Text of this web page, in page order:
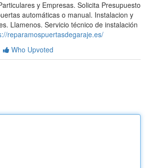
y Empresas. Solicita Presupuesto
automáticas o manual. Instalacion y
Llamenos. Servicio técnico de instalación
reparamospuertasdegaraje.es/
Who Upvoted